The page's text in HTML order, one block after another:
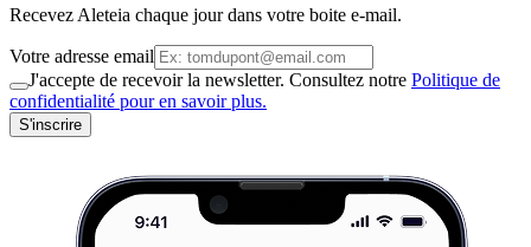
Recevez Aleteia chaque jour dans votre boite e-mail.
Votre adresse email
J'accepte de recevoir la newsletter. Consultez notre Politique de
confidentialité pour en savoir plus.
S'inscrire